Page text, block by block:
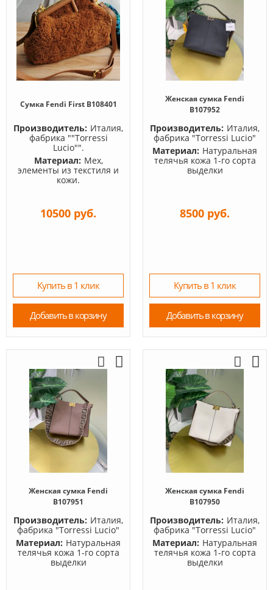
Сумка Fendi First B108401
Производитель: Италия,
фабрика ""Torressi
Lucio"".
Материал: Мех,
элементы из текстиля и
кожи.
10500 руб.
Купить в 1 клик
Добавить в корзину
Женская сумка Fendi
B107952
Производитель: Италия,
фабрика "Torressi Lucio"
Материал: Натуральная
телячья кожа 1-го сорта
выделки
8500 руб.
Купить в 1 клик
Добавить в корзину
Женская сумка Fendi
B107951
Производитель: Италия,
фабрика "Torressi Lucio"
Материал: Натуральная
телячья кожа 1-го сорта
выделки
Женская сумка Fendi
B107950
Производитель: Италия,
фабрика "Torressi Lucio"
Материал: Натуральная
телячья кожа 1-го сорта
выделки